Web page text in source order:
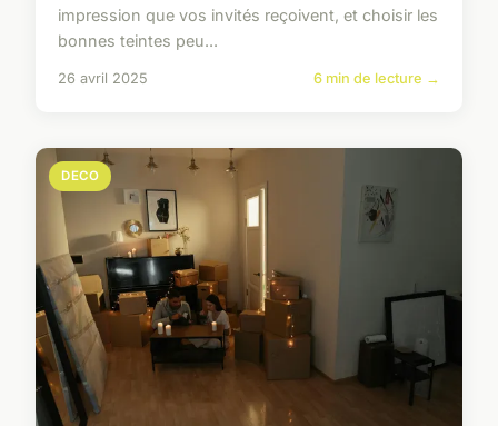
impression que vos invités reçoivent, et choisir les
bonnes teintes peu...
26 avril 2025 6 min de lecture →
DECO